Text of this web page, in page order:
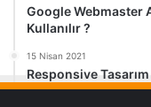
Google Webmaster
Kullanılır ?
15 Nisan 2021
Responsive